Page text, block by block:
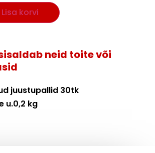
Lisa korvi
neid toite või
juustupallid 30tk
u.0,2 kg